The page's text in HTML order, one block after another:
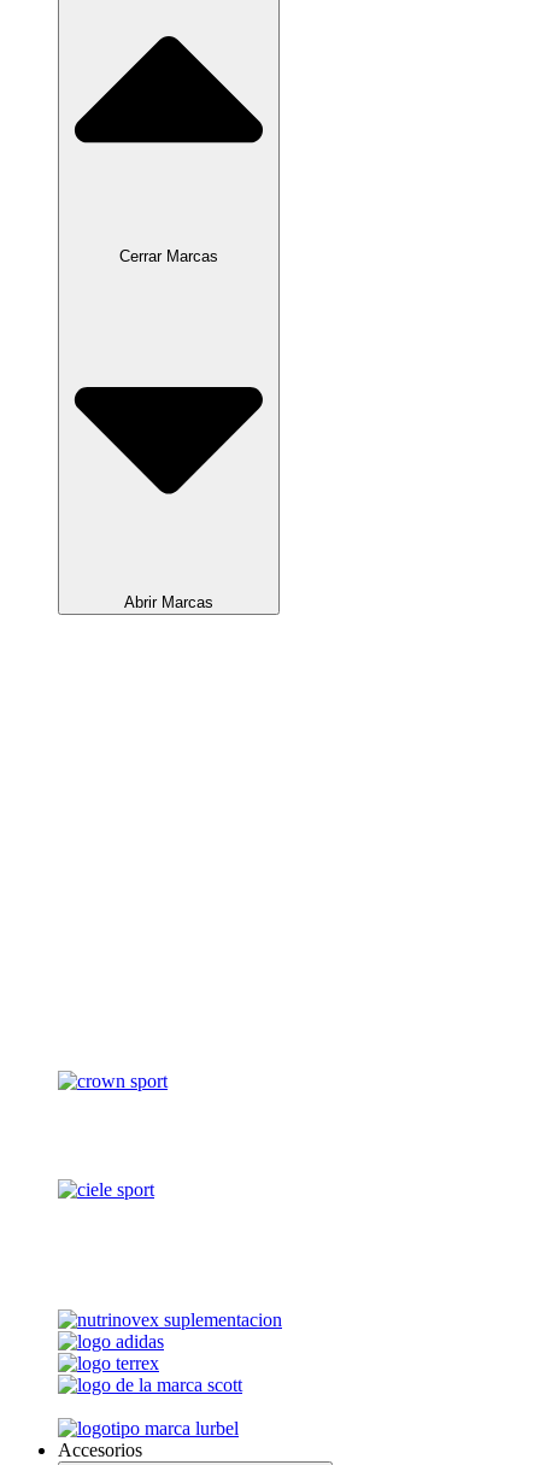
Cerrar Marcas
Abrir Marcas
Accesorios